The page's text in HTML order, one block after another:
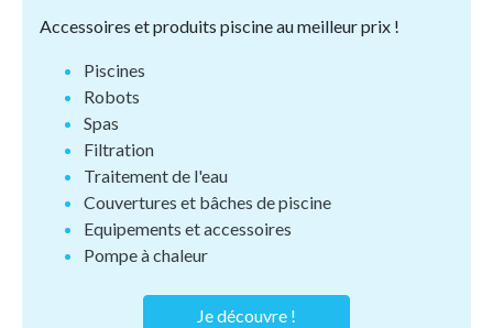
Accessoires et produits piscine au meilleur prix !
Piscines
Robots
Spas
Filtration
Traitement de l'eau
Couvertures et bâches de piscine
Equipements et accessoires
Pompe à chaleur
Je découvre !